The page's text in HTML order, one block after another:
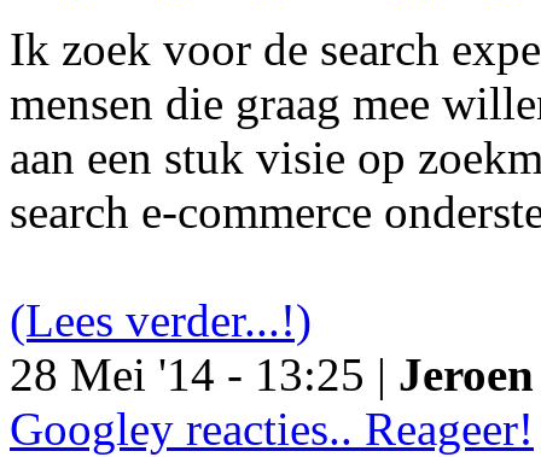
Ik zoek voor de search
mensen die graag mee
aan een stuk visie op
search e-commerce
(Lees verder...!)
28 Mei '14 - 13:25 |
Googley reacties.. Reageer!